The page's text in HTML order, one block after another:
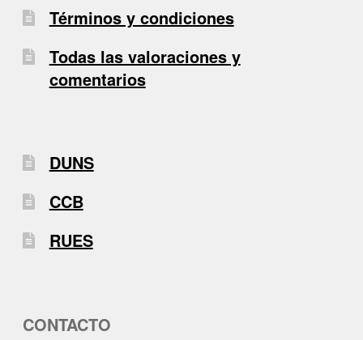
Términos y condiciones
Todas las valoraciones y
comentarios
DUNS
CCB
RUES
CONTACTO